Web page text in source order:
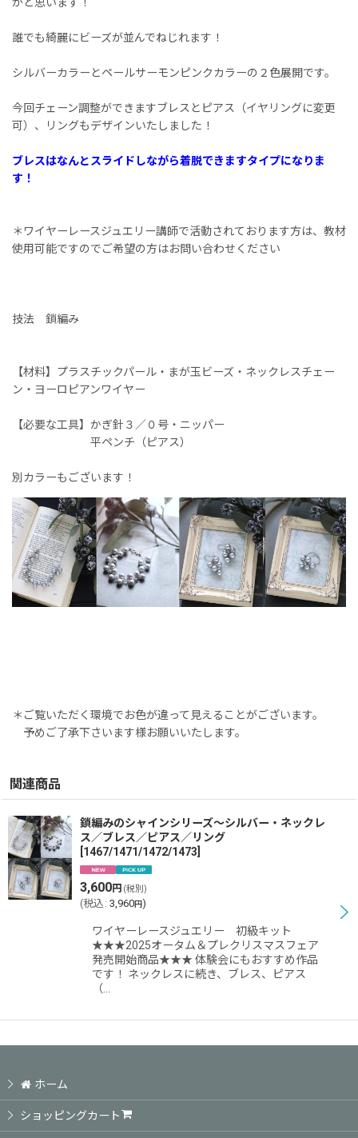
誰でも綺麗にビーズが並んでねじれます！
シルバーカラーとペールサーモンピンクカラーの２色展開です。
今回チェーン調整ができますブレスとピアス（イヤリングに変更
可）、リングもデザインいたしました！
ブレスはなんとスライドしながら着脱できますタイプになりま
す！
＊ワイヤーレースジュエリー講師で活動されております方は、教材
使用可能ですのでご希望の方はお問い合わせください
技法 鎖編み
【材料】プラスチックパール・まが玉ビーズ・ネックレスチェー
ン・ヨーロピアンワイヤー
【必要な工具】かぎ針３／０号・ニッパー
平ペンチ（ピアス）
別カラーもございます！
＊ご覧いただく環境でお色が違って見えることがございます。
予めご了承下さいます様お願いいたします。
関連商品
鎖編みのシャインシリーズ〜シルバー・ネックレ
ス／ブレス／ピアス／リング
1467/1471/1472/1473
3,600円 (税別)
(税込 : 3,960円)
ワイヤーレースジュエリー 初級キット
★★★2025オータム＆プレクリスマスフェア
発売開始商品★★★ 体験会にもおすすめ作品
です！ ネックレスに続き、ブレス、ピアス
（…
ホーム
ショッピングカート